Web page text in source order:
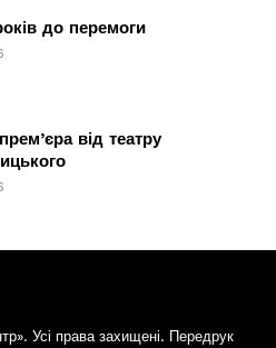
до перемоги
від театру
Усі права захищені. Передрук